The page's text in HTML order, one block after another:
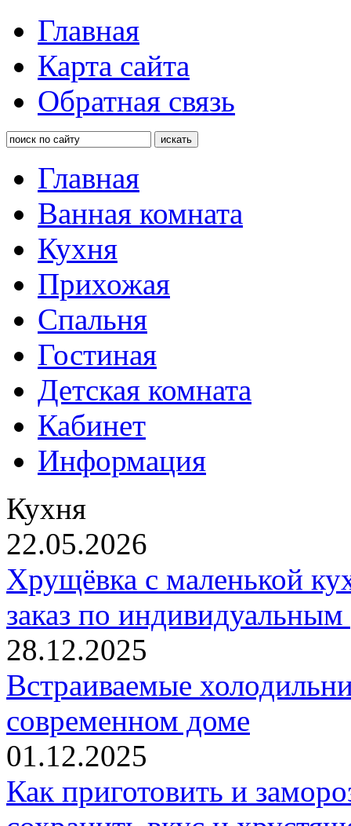
Главная
Карта сайта
Обратная связь
Главная
Ванная комната
Кухня
Прихожая
Спальня
Гостиная
Детская комната
Кабинет
Информация
Кухня
22.05.2026
Хрущёвка с маленькой
заказ по
28.12.2025
Встраиваемые
современном доме
01.12.2025
Как приготовить и